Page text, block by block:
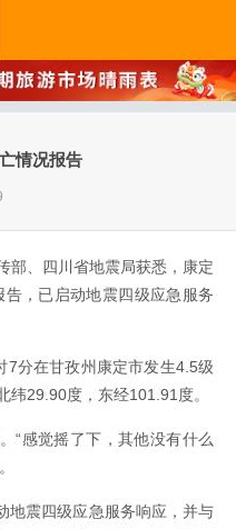
情况报告
部、四川省地震局获悉，康定
，已启动地震四级应急服务
7分在甘孜州康定市发生4.5级
29.90度，东经101.91度。
“感觉摇了下，其他没有什么
地震四级应急服务响应，并与